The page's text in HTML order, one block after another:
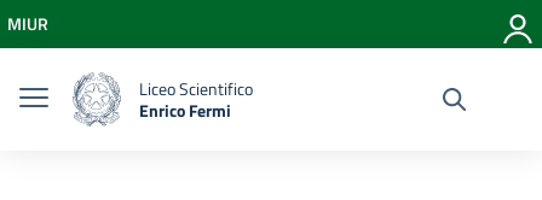
Vai al menu di navigazione
Vai al footer
MIUR
Liceo Scientifico
Enrico Fermi